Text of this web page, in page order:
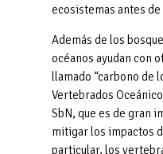
ecosistemas antes
Además de los
océanos ayudan con
llamado “carbono de
Vertebrados
SbN, que es de gran
mitigar los impactos
particular, los